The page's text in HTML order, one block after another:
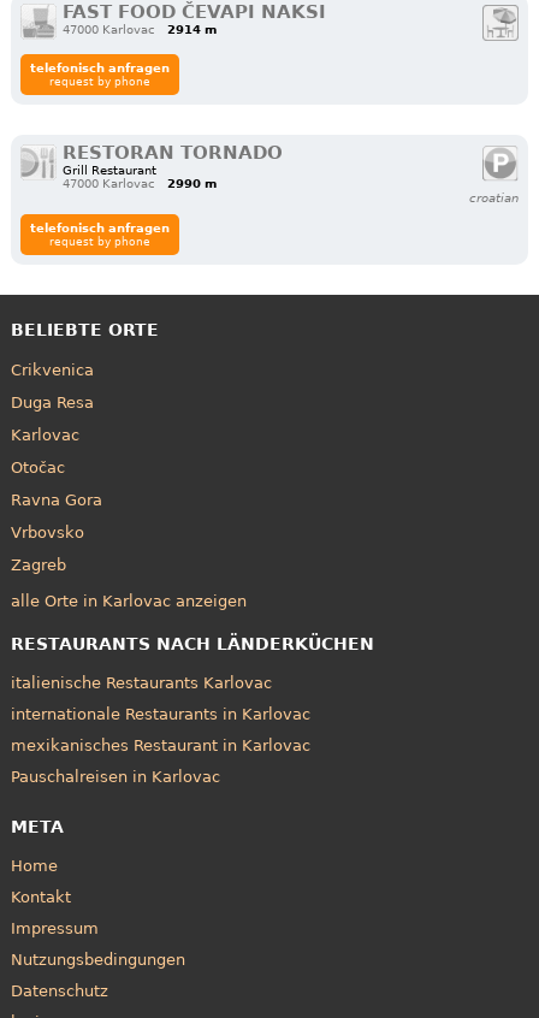
FAST FOOD ČEVAPI NAKSI
47000 Karlovac 2914 m
telefonisch anfragen
request by phone
RESTORAN TORNADO
Grill Restaurant
47000 Karlovac
2990 m
croatian
telefonisch anfragen
request by phone
BELIEBTE ORTE
Crikvenica
Duga Resa
Karlovac
Otočac
Ravna Gora
Vrbovsko
Zagreb
alle Orte in Karlovac anzeigen
RESTAURANTS NACH LÄNDERKÜCHEN
italienische Restaurants Karlovac
internationale Restaurants in Karlovac
mexikanisches Restaurant in Karlovac
Pauschalreisen in Karlovac
META
Home
Kontakt
Impressum
Nutzungsbedingungen
Datenschutz